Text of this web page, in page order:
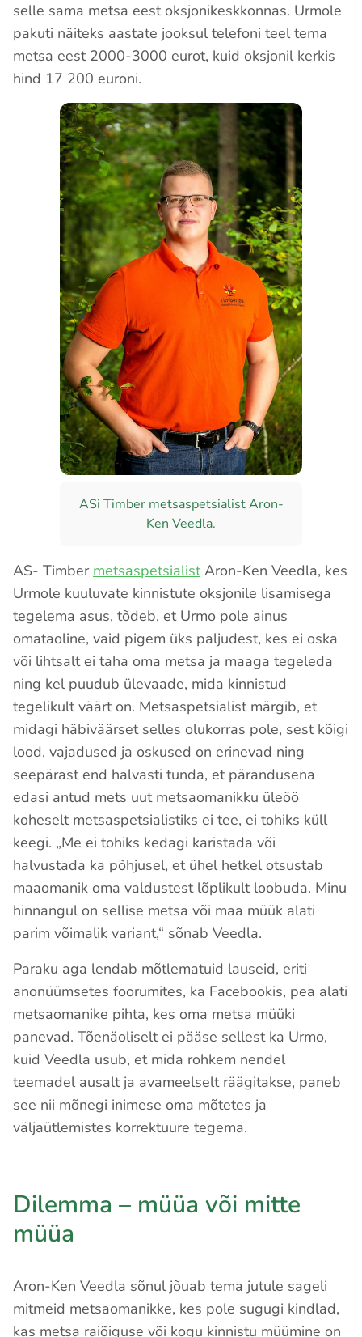
selle sama metsa eest oksjonikeskkonnas. Urmole
pakuti näiteks aastate jooksul telefoni teel tema
metsa eest 2000-3000 eurot, kuid oksjonil kerkis
hind 17 200 euroni.
ASi Timber metsaspetsialist Aron-
Ken Veedla.
AS- Timber metsaspetsialistAron-Ken Veedla, kes
Urmole kuuluvate kinnistute oksjonile lisamisega
tegelema asus, tõdeb, et Urmo pole ainus
omataoline, vaid pigem üks paljudest, kes ei oska
või lihtsalt ei taha oma metsa ja maaga tegeleda
ning kel puudub ülevaade, mida kinnistud
tegelikult väärt on. Metsaspetsialist märgib, et
midagi häbiväärset selles olukorras pole, sest kõigi
lood, vajadused ja oskused on erinevad ning
seepärast end halvasti tunda, et pärandusena
edasi antud mets uut metsaomanikku üleöö
koheselt metsaspetsialistiks ei tee, ei tohiks küll
keegi. „Me ei tohiks kedagi karistada või
halvustada ka põhjusel, et ühel hetkel otsustab
maaomanik oma valdustest lõplikult loobuda. Minu
hinnangul on sellise metsa või maa müük alati
parim võimalik variant,“ sõnab Veedla.
Paraku aga lendab mõtlematuid lauseid, eriti
anonüümsetes foorumites, ka Facebookis, pea alati
metsaomanike pihta, kes oma metsa müüki
panevad. Tõenäoliselt ei pääse sellest ka Urmo,
kuid Veedla usub, et mida rohkem nendel
teemadel ausalt ja avameelselt räägitakse, paneb
see nii mõnegi inimese oma mõtetes ja
väljaütlemistes korrektuure tegema.
Dilemma – müüa või mitte
müüa
Aron-Ken Veedla sõnul jõuab tema jutule sageli
mitmeid metsaomanikke, kes pole sugugi kindlad,
kas metsa raiõiguse või kogu kinnistu müümine on